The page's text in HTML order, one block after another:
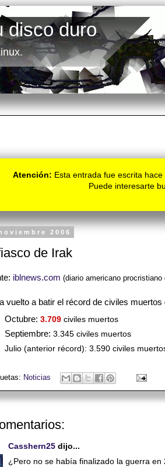
disco duro
Atención: Esta entrada fue escrita
Puede interesarte
2006
de Irak
iblnews.com (diario americano procristiano
vuelto a batir el récord de civiles
Octubre: 3.709civiles muertos
Septiembre: 3.345 civiles muertos
Julio (anterior récord): 3.590 civiles
Noticias
Casshern25 dijo...
¿Pero no se había finalizado la guerra en